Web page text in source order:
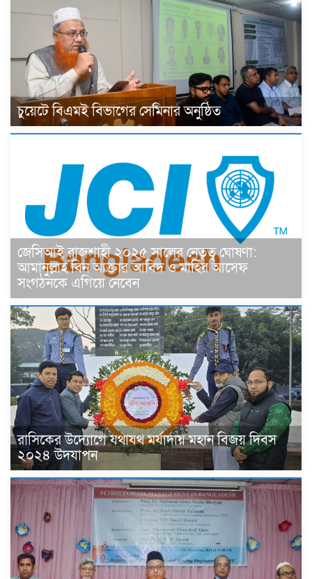
চুয়েটে বিএমই বিভাগের সেমিনার অনুষ্ঠিত
জেসিআই রাজশাহী ২০২৫ সালের নেতৃত্ব ঘোষণা:
আমানুল্লাহ বিন আক্তার আবিদ ও মাহির আসেফ
সংগঠনকে এগিয়ে নেবেন
রাসিকের উদ্যোগে যথাযথ মর্যাদায় মহান বিজয় দিবস
২০২৪ উদযাপন